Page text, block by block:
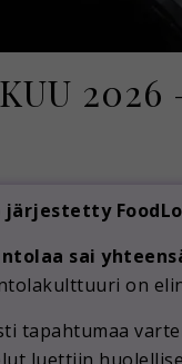
2026
järjestetty
sai
on
tapahtumaa